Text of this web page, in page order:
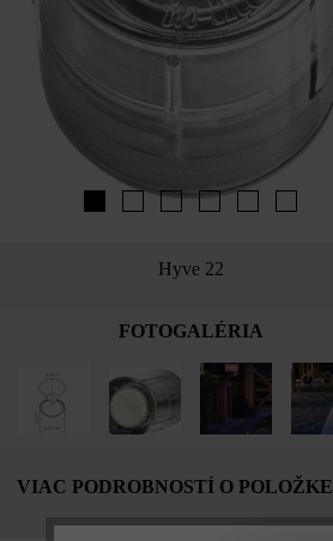
Hyve 22
FOTOGALÉRIA
VIAC PODROBNOSTÍ O POLOŽKE